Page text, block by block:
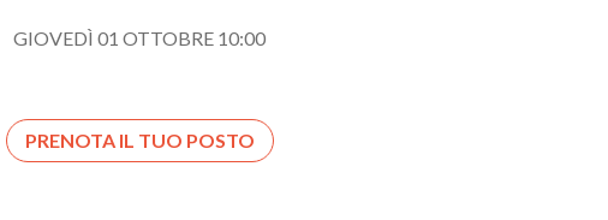
GIOVEDÌ 01 OTTOBRE 10:00
PRENOTA IL TUO POSTO